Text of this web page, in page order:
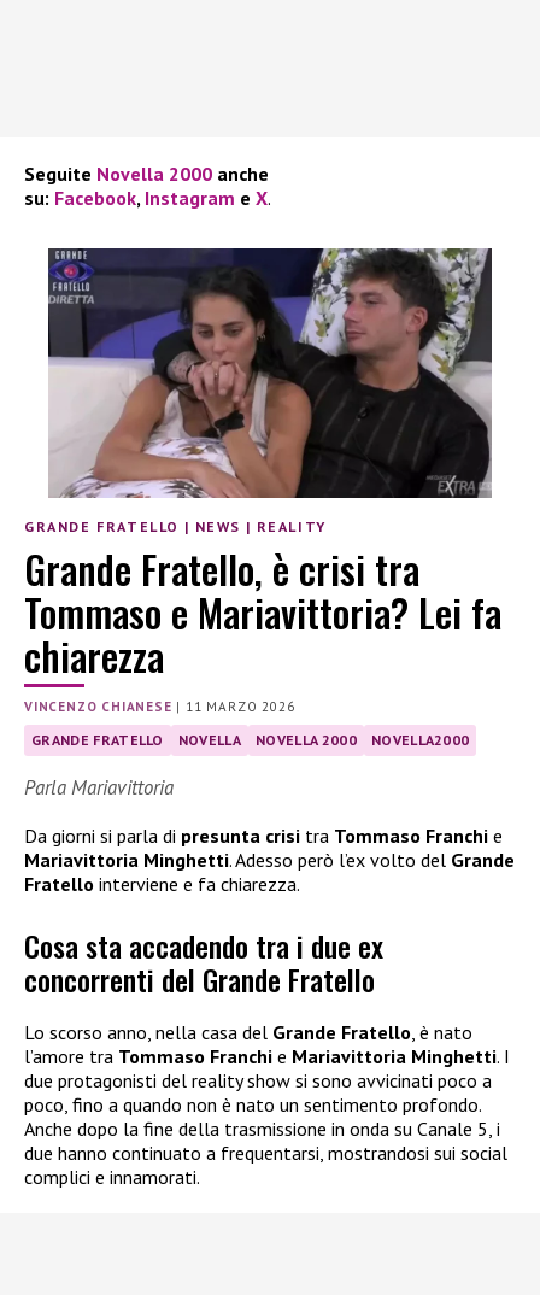
Seguite Novella 2000 anche
su: Facebook, Instagram e X.
GRANDE FRATELLO | NEWS | REALITY
Grande Fratello, è crisi tra
Tommaso e Mariavittoria? Lei fa
chiarezza
VINCENZO CHIANESE | 11 MARZO 2026
GRANDE FRATELLO NOVELLA NOVELLA 2000 NOVELLA2000
Parla Mariavittoria
Da giorni si parla di presunta crisi tra Tommaso Franchi e
Mariavittoria Minghetti. Adesso però l’ex volto del Grande
Fratello interviene e fa chiarezza.
Cosa sta accadendo tra i due ex
concorrenti del Grande Fratello
Lo scorso anno, nella casa del Grande Fratello , è nato
l’amore tra Tommaso Franchi e Mariavittoria Minghetti. I
due protagonisti del reality show si sono avvicinati poco a
poco, fino a quando non è nato un sentimento profondo.
Anche dopo la fine della trasmissione in onda su Canale 5, i
due hanno continuato a frequentarsi, mostrandosi sui social
complici e innamorati.